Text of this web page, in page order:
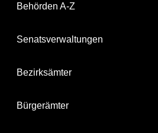
Behörden A-Z
Senatsverwaltungen
Bezirksämter
Bürgerämter